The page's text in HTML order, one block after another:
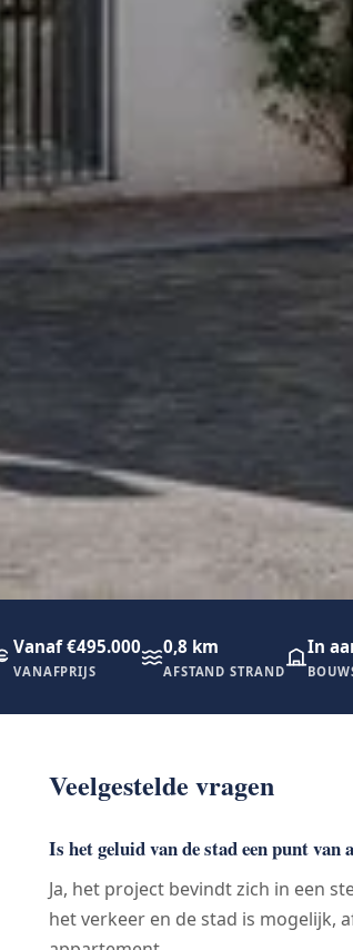
Vanaf €495.000
VANAFPRIJS
0,8 km
AFSTAND STRAND
In
Veelgestelde vragen
Is het geluid van de stad een punt van
Ja, het project bevindt zich in een
het verkeer en de stad is mogelijk,